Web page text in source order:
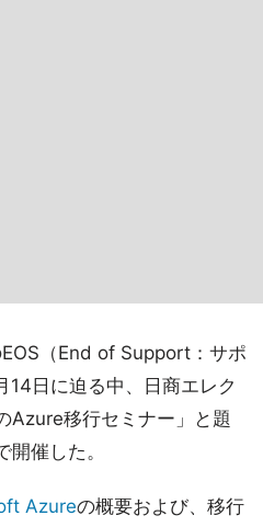
（End of Support：サポ
日に迫る中、日商エレク
Azure移行セミナー」と題
催した。
Azureの概要および、移行